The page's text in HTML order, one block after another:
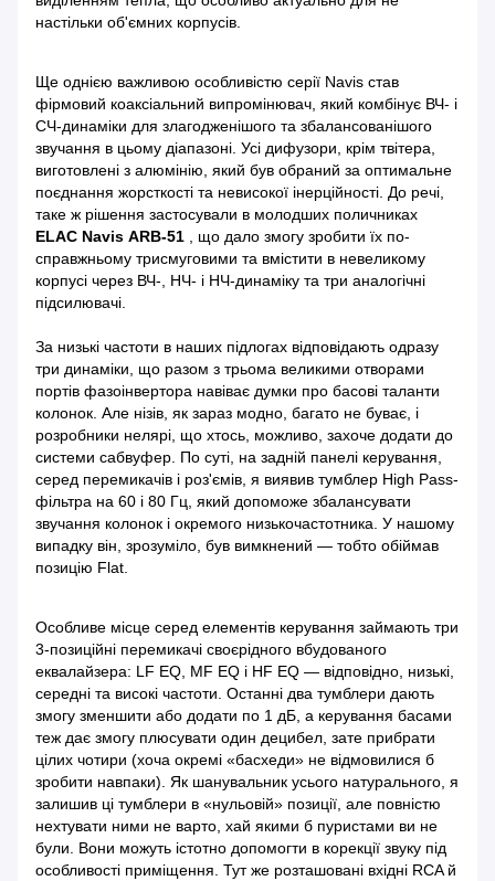
настільки об'ємних корпусів.
Ще однією важливою особливістю серії Navis став
фірмовий коаксіальний випромінювач, який комбінує ВЧ- і
СЧ-динаміки для злагодженішого та збалансованішого
звучання в цьому діапазоні. Усі дифузори, крім твітера,
виготовлені з алюмінію, який був обраний за оптимальне
поєднання жорсткості та невисокої інерційності. До речі,
таке ж рішення застосували в молодших поличниках
ELAC Navis ARB-51
, що дало змогу зробити їх по-
справжньому трисмуговими та вмістити в невеликому
корпусі через ВЧ-, НЧ- і НЧ-динаміку та три аналогічні
підсилювачі.
За низькі частоти в наших підлогах відповідають одразу
три динаміки, що разом з трьома великими отворами
портів фазоінвертора навіває думки про басові таланти
колонок. Але нізів, як зараз модно, багато не буває, і
розробники нелярі, що хтось, можливо, захоче додати до
системи сабвуфер. По суті, на задній панелі керування,
серед перемикачів і роз'ємів, я виявив тумблер High Pass-
фільтра на 60 і 80 Гц, який допоможе збалансувати
звучання колонок і окремого низькочастотника. У нашому
випадку він, зрозуміло, був вимкнений — тобто обіймав
позицію Flat.
Особливе місце серед елементів керування займають три
3-позиційні перемикачі своєрідного вбудованого
еквалайзера: LF EQ, MF EQ і HF EQ — відповідно, низькі,
середні та високі частоти. Останні два тумблери дають
змогу зменшити або додати по 1 дБ, а керування басами
теж дає змогу плюсувати один децибел, зате прибрати
цілих чотири (хоча окремі «басхеди» не відмовилися б
зробити навпаки). Як шанувальник усього натурального, я
залишив ці тумблери в «нульовій» позиції, але повністю
нехтувати ними не варто, хай якими б пуристами ви не
були. Вони можуть істотно допомогти в корекції звуку під
особливості приміщення. Тут же розташовані вхідні RCA й